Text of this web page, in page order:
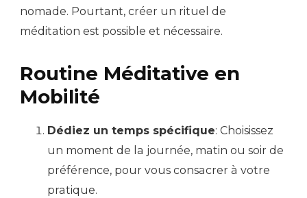
nomade. Pourtant, créer un rituel de
méditation est possible et nécessaire.
Routine Méditative en
Mobilité
Dédiez un temps spécifique: Choisissez
un moment de la journée, matin ou soir de
préférence, pour vous consacrer à votre
pratique.